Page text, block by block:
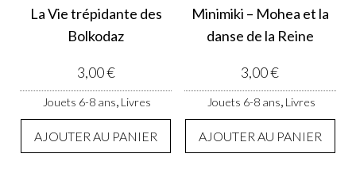
La Vie trépidante des
Bolkodaz
3,00€
Jouets 6-8 ans, Livres
AJOUTER AU PANIER
Minimiki – Mohea et la
danse de la Reine
3,00€
Jouets 6-8 ans, Livres
AJOUTER AU PANIER